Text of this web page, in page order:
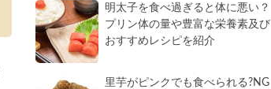
明太子を食べ過ぎると体に悪い？
プリン体の量や豊富な栄養素及び
おすすめレシピを紹介
里芋がピンクでも食べられる?NG